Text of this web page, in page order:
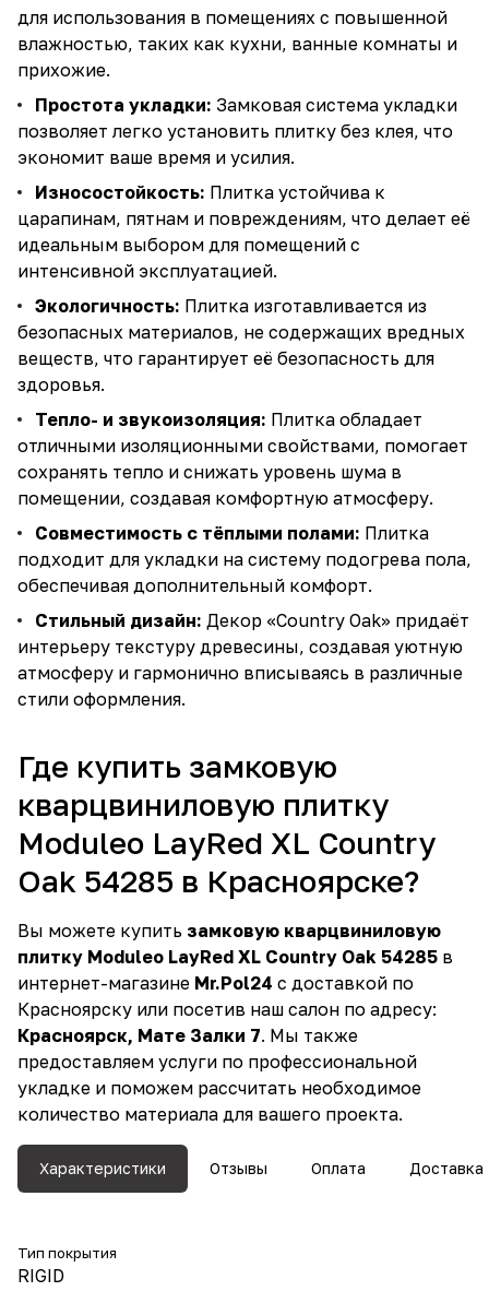
для использования в помещениях с повышенной
влажностью, таких как кухни, ванные комнаты и
прихожие.
Простота укладки: Замковая система укладки
позволяет легко установить плитку без клея, что
экономит ваше время и усилия.
Износостойкость: Плитка устойчива к
царапинам, пятнам и повреждениям, что делает её
идеальным выбором для помещений с
интенсивной эксплуатацией.
Экологичность: Плитка изготавливается из
безопасных материалов, не содержащих вредных
веществ, что гарантирует её безопасность для
здоровья.
Тепло- и звукоизоляция: Плитка обладает
отличными изоляционными свойствами, помогает
сохранять тепло и снижать уровень шума в
помещении, создавая комфортную атмосферу.
Совместимость с тёплыми полами: Плитка
подходит для укладки на систему подогрева пола,
обеспечивая дополнительный комфорт.
Стильный дизайн: Декор «Country Oak» придаёт
интерьеру текстуру древесины, создавая уютную
атмосферу и гармонично вписываясь в различные
стили оформления.
Где купить замковую
кварцвиниловую плитку
Moduleo LayRed XL Country
Oak 54285 в Красноярске?
Вы можете купить замковую кварцвиниловую
плитку Moduleo LayRed XL Country Oak 54285 в
интернет-магазине Mr.Pol24 с доставкой по
Красноярску или посетив наш салон по адресу:
Красноярск, Мате Залки 7. Мы также
предоставляем услуги по профессиональной
укладке и поможем рассчитать необходимое
количество материала для вашего проекта.
Характеристики Отзывы Оплата Доставка
Тип покрытия
RIGID